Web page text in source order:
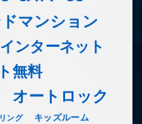
マンション
インターネット
無料
オートロック
ング キッズルーム